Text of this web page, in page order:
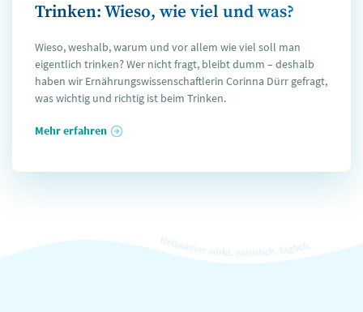
Trinken: Wieso, wie viel und was?
Wieso, weshalb, warum und vor allem wie viel soll man
eigentlich trinken? Wer nicht fragt, bleibt dumm – deshalb
haben wir Ernährungswissenschaftlerin Corinna Dürr gefragt,
was wichtig und richtig ist beim Trinken.
Mehr erfahren